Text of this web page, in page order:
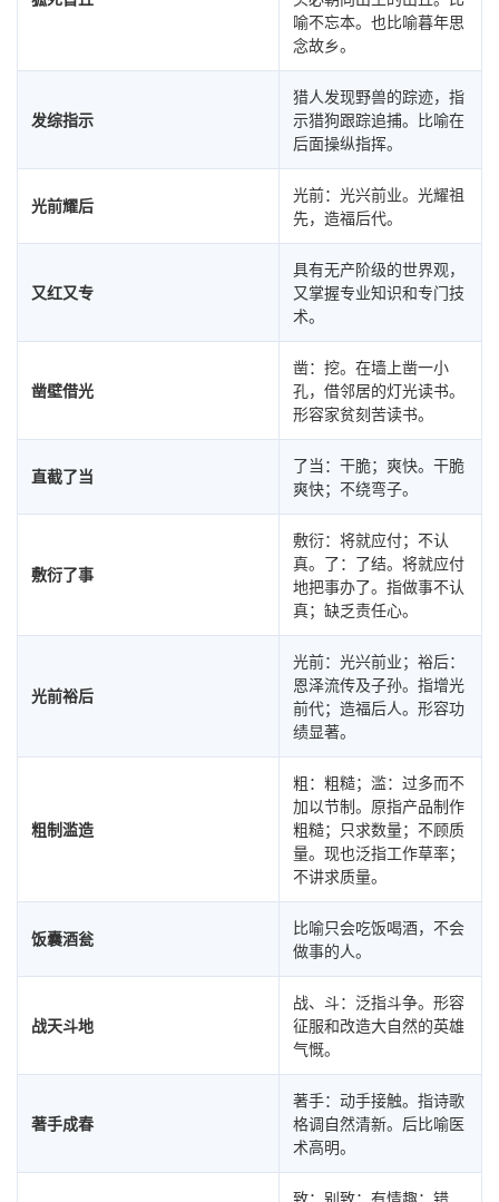
喻不忘本。也比喻暮年思
念故乡。
发综指示
猎人发现野兽的踪迹，指
示猎狗跟踪追捕。比喻在
后面操纵指挥。
光前耀后
光前：光兴前业。光耀祖
先，造福后代。
又红又专
具有无产阶级的世界观，
又掌握专业知识和专门技
术。
凿壁借光
凿：挖。在墙上凿一小
孔，借邻居的灯光读书。
形容家贫刻苦读书。
直截了当
了当：干脆；爽快。干脆
爽快；不绕弯子。
敷衍了事
敷衍：将就应付；不认
真。了：了结。将就应付
地把事办了。指做事不认
真；缺乏责任心。
光前裕后
光前：光兴前业；裕后：
恩泽流传及子孙。指增光
前代；造福后人。形容功
绩显著。
粗制滥造
粗：粗糙；滥：过多而不
加以节制。原指产品制作
粗糙；只求数量；不顾质
量。现也泛指工作草率；
不讲求质量。
饭囊酒瓮
比喻只会吃饭喝酒，不会
做事的人。
战天斗地
战、斗：泛指斗争。形容
征服和改造大自然的英雄
气慨。
著手成春
著手：动手接触。指诗歌
格调自然清新。后比喻医
术高明。
致：别致；有情趣；错